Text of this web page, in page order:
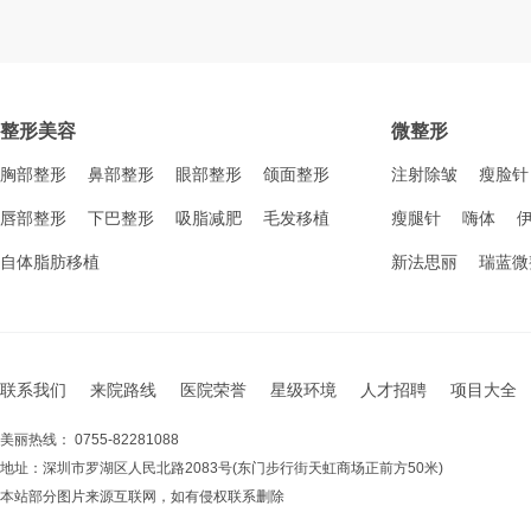
整形美容
胸部整形 鼻部整形 眼部整形 颌面整形
唇部整形 下巴整形 吸脂减肥 毛发移植
自体脂肪移植
微整形
注射除皱 瘦脸针
瘦腿针 嗨体
新法思丽 瑞蓝
联系我们 来院路线 医院荣誉 星级环境 人才招聘 项目大全
美丽热线： 0755-82281088
地址：深圳市罗湖区人民北路2083号(东门步行街天虹商场正前方50米)
本站部分图片来源互联网，如有侵权联系删除